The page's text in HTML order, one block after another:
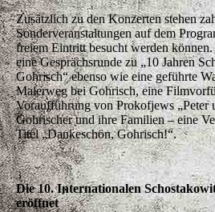
Zusätzlich zu den Konzerten stehen
Sonderveranstaltungen auf dem
freiem Eintritt besucht werden
eine Gesprächsrunde zu „10 Jahren
Gohrisch“ ebenso wie eine geführte
Malerweg bei Gohrisch, eine
Voraufführung von Prokofjews „Peter
Gohrischer und ihre Familien – eine
Titel „Dankeschön, Gohrisch!“.
Die 10. Internationalen
eröffnet